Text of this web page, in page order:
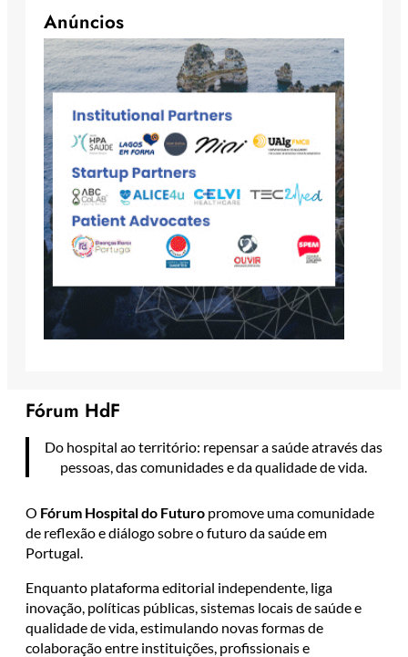
Anúncios
Fórum HdF
Do hospital ao território: repensar a saúde através das
pessoas, das comunidades e da qualidade de vida.
O Fórum Hospital do Futuro promove uma comunidade
de reflexão e diálogo sobre o futuro da saúde em
Portugal.
Enquanto plataforma editorial independente, liga
inovação, políticas públicas, sistemas locais de saúde e
qualidade de vida, estimulando novas formas de
colaboração entre instituições, profissionais e